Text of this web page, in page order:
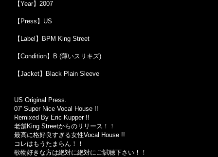
【Year】2007
【Press】US
【Label】BPM King Street
【Condition】B (薄いスリキズ)
【Jacket】Black Plain Sleeve
US Original Press.
07' Super Nice Vocal House !!
Remixed By Eric Kupper !!
老舗King Streetからのリリース！！
最高に格好良すぎる女性Vocal House !!
コレはもうたまらん！！
歌物好きな方は絶対に絶対にご試聴下さい！！